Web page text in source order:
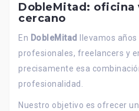
DobleMitad:
cercano
En DobleMitad
llevamos
profesionales, freelancers y
precisamente esa
profesionalidad.
Nuestro objetivo es ofrecer